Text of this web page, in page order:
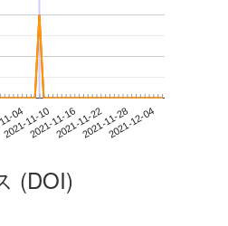
04
2021-11-102021-11-162021-11-222021-11-282021-12-04
(DOI)